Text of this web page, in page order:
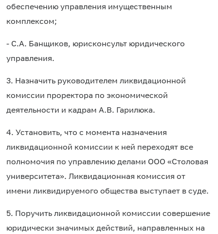
обеспечению управления имущественным
комплексом;
- С.А. Банщиков, юрисконсульт юридического
управления.
3. Назначить руководителем ликвидационной
комиссии проректора по экономической
деятельности и кадрам А.В. Гарилюка.
4. Установить, что с момента назначения
ликвидационной комиссии к ней переходят все
полномочия по управлению делами ООО «Столовая
университета». Ликвидационная комиссия от
имени ликвидируемого общества выступает в суде.
5. Поручить ликвидационной комиссии совершение
юридически значимых действий, направленных на